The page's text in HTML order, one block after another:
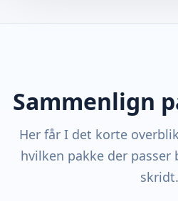
Sammenlign
Her får I det korte
hvilken pakke der
skridt.